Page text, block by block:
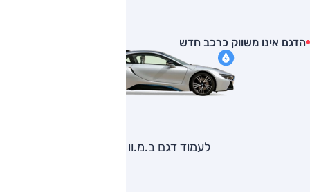
הדגם אינו משווק כרכב חדש
לעמוד דגם ב.מ.וו i8